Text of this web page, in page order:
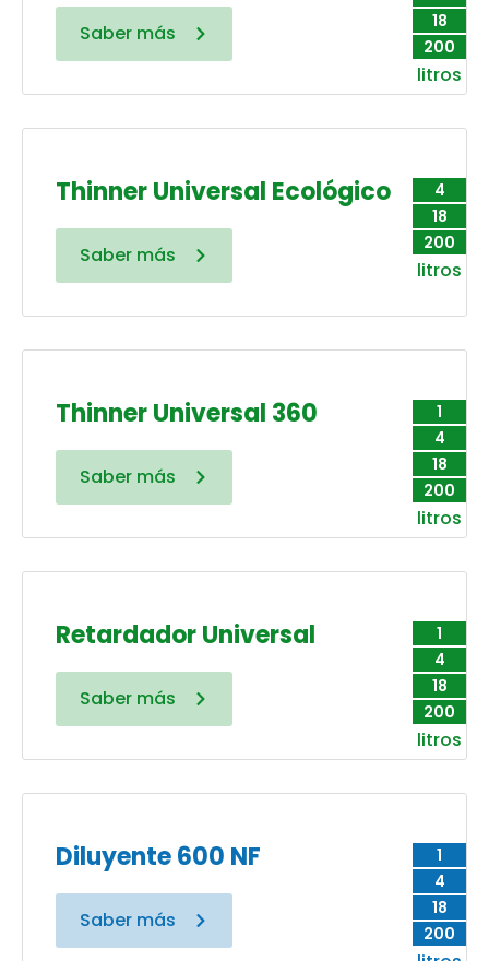
18
200
litros
Saber más
4
18
200
litros
Thinner Universal Ecológico
Saber más
1
4
18
200
litros
Thinner Universal 360
Saber más
1
4
18
200
litros
Retardador Universal
Saber más
1
4
18
200
Diluyente 600 NF
Saber más